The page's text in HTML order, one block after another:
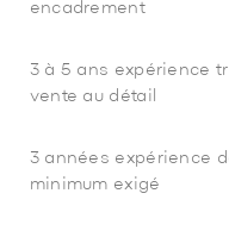
encadrement
3 à 5 ans expérience
vente au détail
3 années expérience
minimum exigé